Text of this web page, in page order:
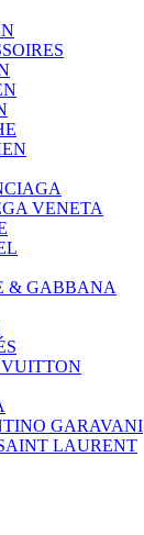
VENETA
& GABBANA
GARAVANI
LAURENT